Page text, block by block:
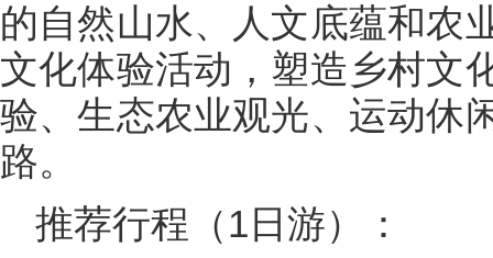
的自然山水、人文底蕴和农
文化体验活动，塑造乡村文
验、生态农业观光、运动休
路。
推荐行程（1日游）：